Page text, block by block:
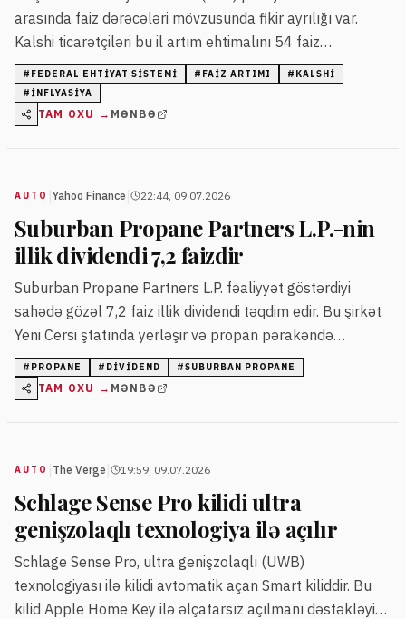
arasında faiz dərəcələri mövzusunda fikir ayrılığı var.
Kalshi ticarətçiləri bu il artım ehtimalını 54 faiz
səviyyəsində qiymətləndirir, 2028-ci il üçün isə bu rəqəm
80 faizə çatır.
# FEDERAL EHTIYAT SISTEMI # FAIZ ARTIMI # KALSHI
# INFLYASIYA
TAM OXU → MƏNBƏ
AUTO Yahoo Finance 22:44, 09.07.2026
Suburban Propane Partners L.P.-nin
illik dividendi 7,2 faizdir
Suburban Propane Partners L.P. fəaliyyət göstərdiyi
sahədə gözəl 7,2 faiz illik dividendi təqdim edir. Bu şirkət
Yeni Cersi ştatında yerləşir və propan pərakəndə
satışında uzunmüddətli təcrübəyə malikdir.
# PROPANE # DIVIDEND #SUBURBAN PROPANE
TAM OXU → MƏNBƏ
AUTO The Verge 19:59, 09.07.2026
Schlage Sense Pro kilidi ultra
genişzolaqlı texnologiya ilə açılır
Schlage Sense Pro, ultra genişzolaqlı (UWB)
texnologiyası ilə kilidi avtomatik açan Smart kiliddir. Bu
kilid Apple Home Key ilə əlçatarsız açılmanı dəstəkləyir